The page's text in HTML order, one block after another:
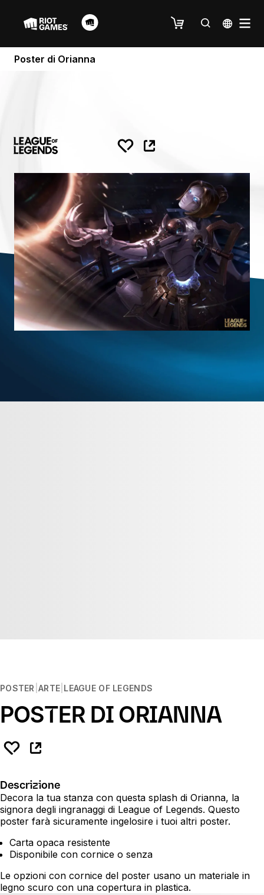
Poster di Orianna
POSTER ARTE LEAGUE OF LEGENDS
POSTER DI ORIANNA
Descrizione
Decora la tua stanza con questa splash di Orianna, la
signora degli ingranaggi di League of Legends. Questo
poster farà sicuramente ingelosire i tuoi altri poster.
Carta opaca resistente
Disponibile con cornice o senza
Le opzioni con cornice del poster usano un materiale in
legno scuro con una copertura in plastica.